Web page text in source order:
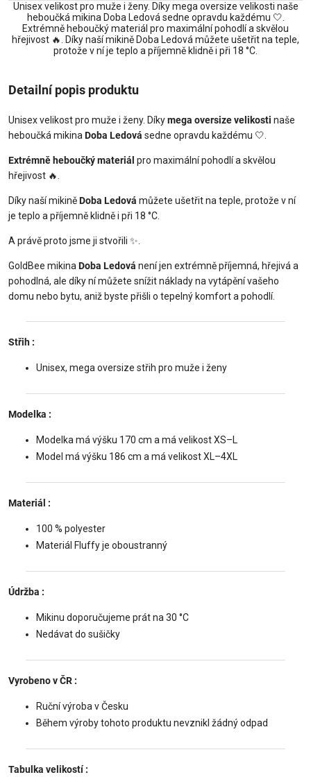
Unisex velikost pro muže i ženy. Díky mega oversize velikosti naše
heboučká mikina Doba Ledová sedne opravdu každému 🤍.
Extrémně heboučký materiál pro maximální pohodlí a skvělou
hřejivost 🔥. Díky naší mikině Doba Ledová můžete ušetřit na teple,
protože v ní je teplo a příjemně klidně i při 18 °C.
Detailní popis produktu
Unisex velikost pro muže i ženy. Díkymega oversize velikosti naše
heboučká mikina Doba Ledová sedne opravdu každému 🤍
Extrémně heboučký materiál pro maximální pohodlí a skvělou
hřejivost 🔥
Díky naší mikiněDoba Ledová můžete ušetřit na teple, protože v ní
je teplo a příjemně klidně i při 18 °C.
A právě proto jsme ji stvořili ✨
GoldBee mikina Doba Ledová není jen extrémně příjemná, hřejivá a
pohodlná, ale díky ní můžete snížit náklady na vytápění vašeho
domu nebo bytu, aniž byste přišli o tepelný komfort a pohodlí.
Střih :
Unisex, mega oversize střih pro muže i ženy
Modelka :
Modelka má výšku 170 cm a má velikost XS–L
Model má výšku 186 cm a má velikost XL–4XL
Materiál :
100 % polyester
Materiál Fluffy je oboustranný
Údržba :
Mikinu doporučujeme prát na 30 °C
Nedávat do sušičky
Vyrobeno v ČR :
Ruční výroba v Česku
Během výroby tohoto produktu nevznikl žádný odpad
Tabulka velikostí: